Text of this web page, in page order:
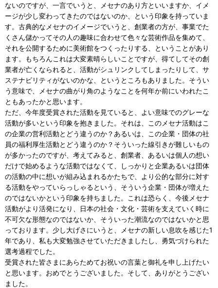
ないのですが、一言でいうと、メセナのあり方といいますか、イメ
ージが少し変わってきたのではないのか、という印象を持っていま
す。古典的なメセナのイメージでいうと、創業者の方が、事業でた
くさん儲かってその人の趣味に合わせて色々な芸術作品を集めて、
それを公開するために美術館をつくったりする、ということがあり
ます。もちろんこれは大変素晴らしいことですが、得てしてその創
業者が亡くなられると、活動がシュリンクしてしまったりして、サ
ステナビリティがないのかな、というところもありました。そうい
う意味で、メセナの曲がり角のようなことを何年か前にいわれたこ
ともあったかと思います。
ただ、今年度受賞された活動を見ていると、よい意味でのグレーな
活動が多いという印象を抱きました。それは、このメセナ活動はこ
の企業の営利活動とどう違うのか？あるいは、この企業・団体の社
員の福利厚生活動とどう違うのか？そういった線引きが難しいもの
が多かったのですが、考えてみると、創業者、あるいは個人の想い
だけで始めるような活動ではなくて、しっかりと企業あるいは団体
の活動の中に想いが組み込まれるかたちで、より公的な部分に対す
る活動をやっていらっしゃるという、そういう企業・団体が増えた
のではないかという印象を持ちました。これは恐らく、今後メセナ
活動がより活発になり、日本の社会・文化・芸術を支えていく時に
不可欠な形態なのではないか、そういった潮流なのではないかと思
っております。少し大げさにいうと、メセナの新しい息吹を感じた1
年であり、私も大変勉強させていただきましたし、勇気づけられた
選考過程でした。
受賞された皆さまにあらためてお祝いの言葉と御礼を申し上げたい
と思います。おめでとうございました。そして、ありがとうござい
ました。